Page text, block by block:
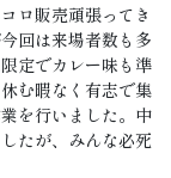
ロ販売頑張ってき
回は来場者数も多
定でカレー味も準
む暇なく有志で集
を行いました。中
たが、みんな必死